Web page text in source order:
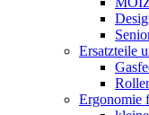
Ersatzteile
Ergonomie